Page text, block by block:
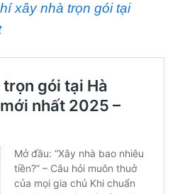
xây nhà trọn gói tại